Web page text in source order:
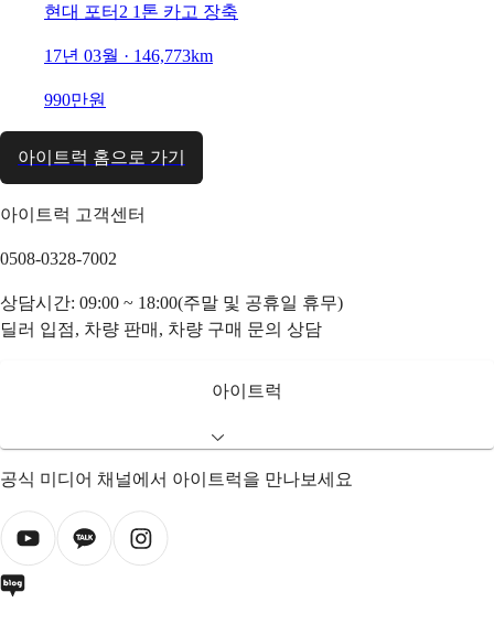
현대 포터2 1톤 카고 장축
17년 03월 · 146,773km
990만원
아이트럭 홈으로 가기
아이트럭 고객센터
0508-0328-7002
상담시간: 09:00 ~ 18:00(주말 및 공휴일 휴무)
딜러 입점, 차량 판매, 차량 구매 문의 상담
아이트럭
공식 미디어 채널에서 아이트럭을 만나보세요